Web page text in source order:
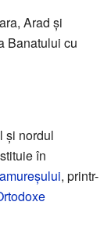
Arad și
Banatului cu
și nordul
în
, printr-